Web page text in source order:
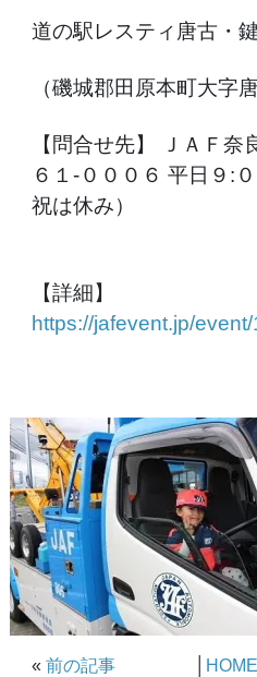
道の駅レスティ唐古・鍵
（磯城郡田原本町大字唐
【問合せ先】 ＪＡＦ
６１-０００６ 平日９:
祝は休み）
【詳細】
https://jafevent.jp/
« 前の記事 HOME